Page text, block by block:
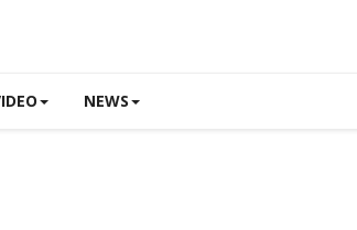
NEWS